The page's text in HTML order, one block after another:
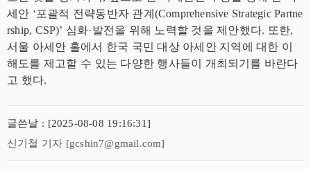
세안 ‘포괄적 전략동반자 관계(Comprehensive Strategic Partne
rship, CSP)’ 심화·발전을 위해 노력할 것을 제안했다. 또한,
서울 아세안 홀에서 한국 국민 대상 아세안 지역에 대한 이
해도를 제고할 수 있는 다양한 행사들이 개최되기를 바란다
고 했다.
글쓴날 : [2025-08-08 19:16:31]
신기철 기자 [gcshin7@gmail.com]